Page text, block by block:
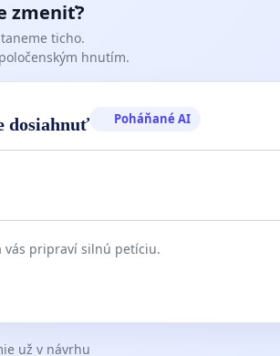
zmeniť?
ticho.
hnutím.
dosiahnuť Poháňané AI
vás pripraví silnú petíciu.
už v návrhu